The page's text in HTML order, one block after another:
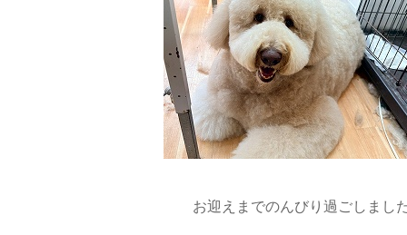
お迎えまでのんびり過ごしまし